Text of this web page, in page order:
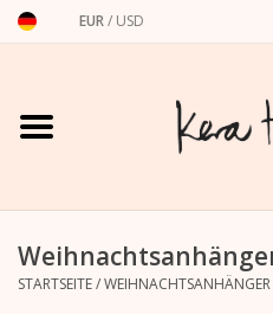
EUR/ USD
Startseite
Art Prints
STARTSEITE/